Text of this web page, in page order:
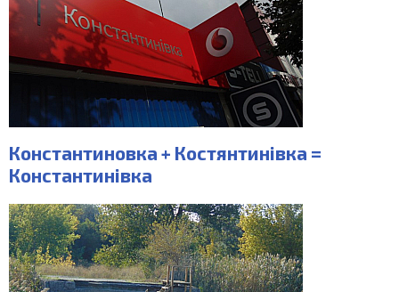
Константиновка + Костянтинівка =
Константинівка